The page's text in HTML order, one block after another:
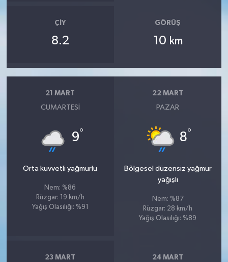
ÇIY
8.2
GÖRÜŞ
10 km
21 MART
CUMARTESI
9°
Orta kuvvetli yağmurlu
Nem: %86
Rüzgar: 19 km/h
Yağış Olasılığı: %91
22 MART
PAZAR
8°
Bölgesel düzensiz yağmur
yağışlı
Nem: %87
Rüzgar: 28 km/h
Yağış Olasılığı: %89
23 MART 24 MART